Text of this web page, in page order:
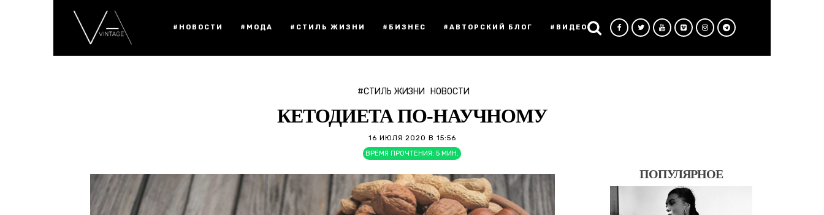
#НОВОСТИ #МОДА #СТИЛЬ ЖИЗНИ #БИЗНЕС #АВТОРСКИЙ БЛОГ #ВИДЕО
#СТИЛЬ ЖИЗНИ НОВОСТИ
КЕТОДИЕТА ПО-НАУЧНОМУ
16 ИЮЛЯ 2020 В 15:56
ВРЕМЯ ПРОЧТЕНИЯ: 5 МИН.
ПОПУЛЯРНОЕ